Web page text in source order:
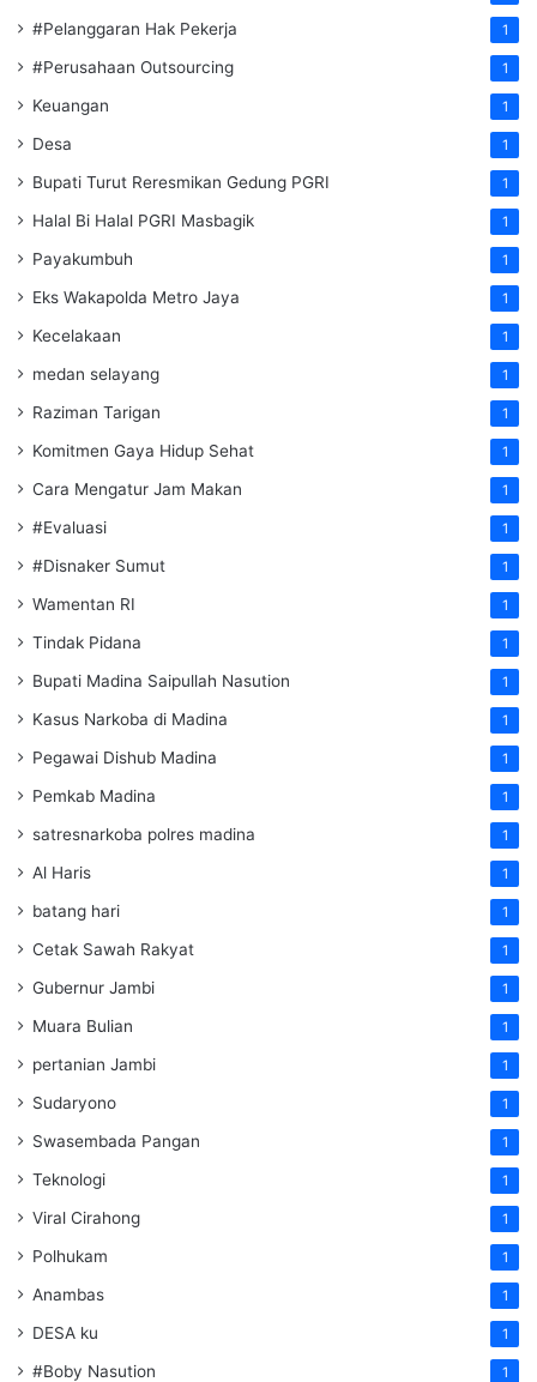
#Pelanggaran Hak Pekerja 1
#Perusahaan Outsourcing 1
Keuangan 1
Desa 1
Bupati Turut Reresmikan Gedung PGRI 1
Halal Bi Halal PGRI Masbagik 1
Payakumbuh 1
Eks Wakapolda Metro Jaya 1
Kecelakaan 1
medan selayang 1
Raziman Tarigan 1
Komitmen Gaya Hidup Sehat 1
Cara Mengatur Jam Makan 1
#Evaluasi 1
#Disnaker Sumut 1
Wamentan RI 1
Tindak Pidana 1
Bupati Madina Saipullah Nasution 1
Kasus Narkoba di Madina 1
Pegawai Dishub Madina 1
Pemkab Madina 1
satresnarkoba polres madina 1
Al Haris 1
batang hari 1
Cetak Sawah Rakyat 1
Gubernur Jambi 1
Muara Bulian 1
pertanian Jambi 1
Sudaryono 1
Swasembada Pangan 1
Teknologi 1
Viral Cirahong 1
Polhukam 1
Anambas 1
DESA ku 1
#Boby Nasution 1